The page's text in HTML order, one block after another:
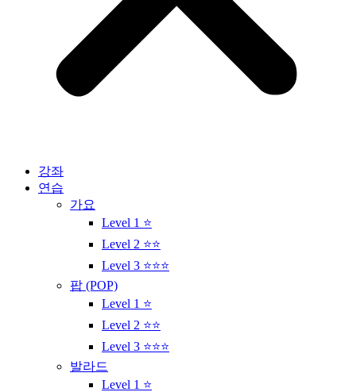
강좌
연습
가요
Level 1 ⭐
Level 2 ⭐⭐
Level 3 ⭐⭐⭐
팝 (POP)
Level 1 ⭐
Level 2 ⭐⭐
Level 3 ⭐⭐⭐
발라드
Level 1 ⭐